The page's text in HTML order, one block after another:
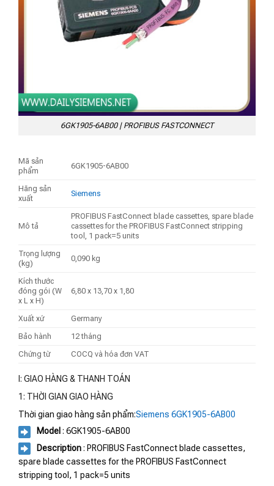
6GK1905-6AB00 | PROFIBUS FASTCONNECT
Mã sản
phẩm
6GK1905-6AB00
Hãng sản
xuất
Siemens
Mô tả
PROFIBUS FastConnect blade cassettes, spare blade
cassettes for the PROFIBUS FastConnect stripping
tool, 1 pack=5 units
Trọng lượng
(kg)
0,090 kg
Kích thước
đóng gói (W
x L x H)
6,80 x 13,70 x 1,80
Xuất xứ
Germany
Bảo hành
12 tháng
Chứng từ
COCQ và hóa đơn VAT
I: GIAO HÀNG & THANH TOÁN
1: THỜI GIAN GIAO HÀNG
Thời gian giao hàng sản phẩm:Siemens 6GK1905-6AB00
Model : 6GK1905-6AB00
Description: PROFIBUS FastConnect blade cassettes,
spare blade cassettes for the PROFIBUS FastConnect
stripping tool, 1 pack=5 units